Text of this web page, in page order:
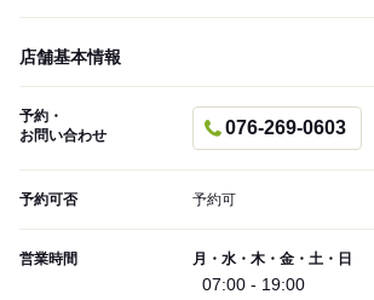
店舗基本情報
予約・
お問い合わせ
076-269-0603
予約可否 予約可
営業時間 月・水・木・金・土・日
07:00 - 19:00